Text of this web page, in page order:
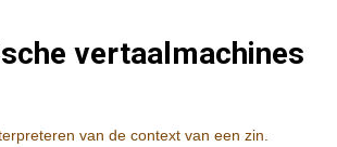
vertaalmachines
van de context van een zin.